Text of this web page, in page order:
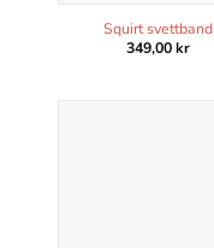
Squirt svettband
349,00kr